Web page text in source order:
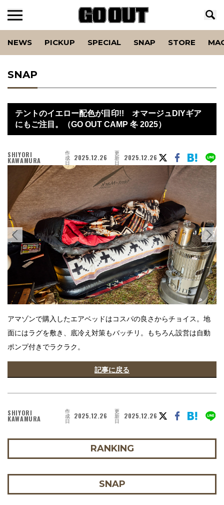
NEWS PICKUP SPECIAL SNAP STORE
SNAP
テントのイエロー配色が目印!! オマージュDIYギア
にもご注目。（GO OUT CAMP 冬 2025）
SHIYORI
KAWAMURA
作
成
日
2025.12.26 更
新
日
2025.12.26
アマゾンで購入したエアベッドはコスパの良さからチョイス。地
面にはラグを敷き、底冷え対策もバッチリ。もちろん設営は自動
ポンプ付きでラクラク。
記事に戻る
SHIYORI
KAWAMURA
作
成
日
2025.12.26 更
新
日
2025.12.26
RANKING
SNAP